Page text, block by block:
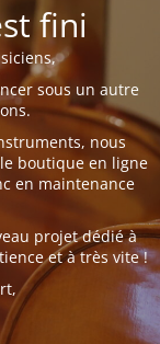
fini
sous un autre
nous
boutique en ligne
en maintenance
projet dédié à
et à très vite !